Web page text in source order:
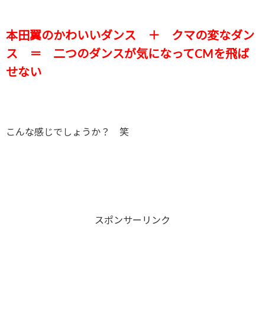
本田翼のかわいいダンス ＋ クマの変なダン
ス ＝ 二つのダンスが気になってCMを飛ば
せない
こんな感じでしょうか？ 笑
スポンサーリンク